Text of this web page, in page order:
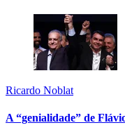
Ricardo Noblat
A “genialidade” de